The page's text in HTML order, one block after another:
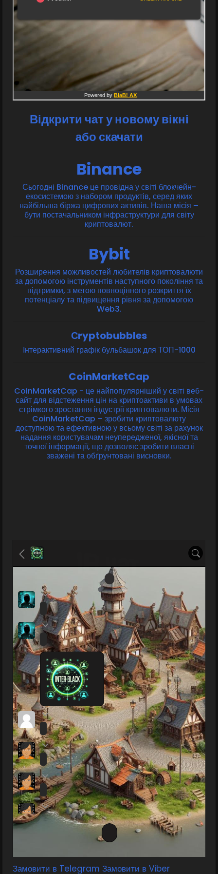
Відкрити чат у новому вікні
або скачати
Binance
Сьогодні Binance це провідна у світі блокчейн-
екосистемою з набором продуктів, серед яких
найбільша біржа цифрових активів. Наша місія –
бути постачальником інфраструктури для світу
криптовалют.
Bybit
Розширення можливостей любителів криптовалюти
за допомогою інструментів наступного покоління та
підтримки, з метою повноцінного розкриття їх
потенціалу та підвищення рівня за допомогою
Web3.
Сryptobubbles
Інтерактивний графік бульбашок для ТОП-1000
CoinMarketCap
CoinMarketCap - це найпопулярніший у світі веб-
сайт для відстеження цін на криптоактиви в умовах
стрімкого зростання індустрії криптовалюти. Місія
CoinMarketCap – зробити криптовалюту
доступною та ефективною у всьому світі за рахунок
надання користувачам неупередженої, якісної та
точної інформації, що дозволяє зробити власні
зважені та обґрунтовані висновки.
Замовити в Telegram Замовити в Viber